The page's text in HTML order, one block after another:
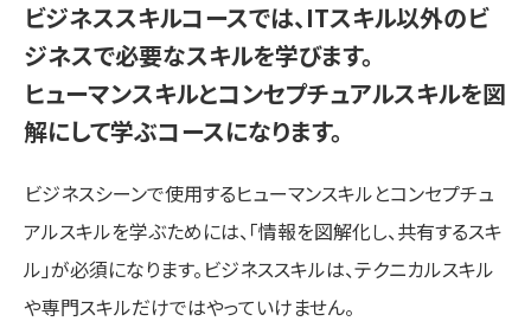
ビジネススキルコースでは、ITスキル以外のビ
ジネスで必要なスキルを学びます。
ヒューマンスキルとコンセプチュアルスキルを図
解にして学ぶコースになります。
ビジネスシーンで使用するヒューマンスキルとコンセプチュ
アルスキルを学ぶためには、「情報を図解化し、共有するスキ
ル」が必須になります。ビジネススキルは、テクニカルスキル
や専門スキルだけではやっていけません。